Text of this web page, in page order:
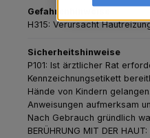
Gefahrenhinweise
H315: Verursacht
Sicherheitshinweise
P101: Ist ärztlicher Rat
Kennzeichnungsetikett
Hände von Kindern gelangen.
Anweisungen aufmerksam
Nach Gebrauch gründlich
BERÜHRUNG MIT DER